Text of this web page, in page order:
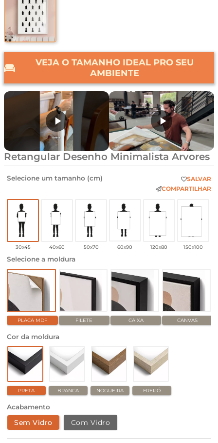
VEJA O TAMANHO IDEAL PRO SEU
AMBIENTE
Retangular Desenho Minimalista Arvores
Selecione um tamanho (cm)
SALVAR
COMPARTILHAR
30x45 40x60 50x70 60x90 120x80 150x100
Selecione a moldura
PLACA MDF FILETE CAIXA CANVAS
Cor da moldura
PRETA BRANCA NOGUEIRA FREIJÓ
Acabamento
Sem Vidro Com Vidro